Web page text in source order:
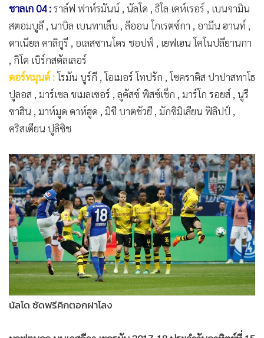
สู้กันต่อครึ่งหลัง กองเชียร์ เจ้าถิ่น ส่งเสียงเฮ นาที50 ดาเนียล คา
ลิกูรี ฉกบอลจาก มาร์เซล ชเมลเซอร์ ลากยาวสวนกลับ แล้วไหล
ออกซ้ายให้ เยฟเฮน โคโนปลียานกา ยิงยัดเสาแรก ขึ้นนำ 1-0ต่อ
มา "เสือเหลือง" หวิดทวงคืนนาที71มาร์โก รอยส์ เปิดยัดจาก
ขวาให้ คริสเตียน ปูลิซิช แปจ่อๆ โด่งไปนิดเดียว
เข้าสู่นาที82"ราชันสีน้ำเงิน" ตอกฝาโลงสนิท นัลโด เซ็นเตอร์
ฮาล์ฟ กดฟรีคิกด้วยขวาเต็มแรง บอลติดไซด์โป้งพุ่งเสียบมุมด้าน